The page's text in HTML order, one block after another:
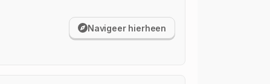
Navigeer hierheen